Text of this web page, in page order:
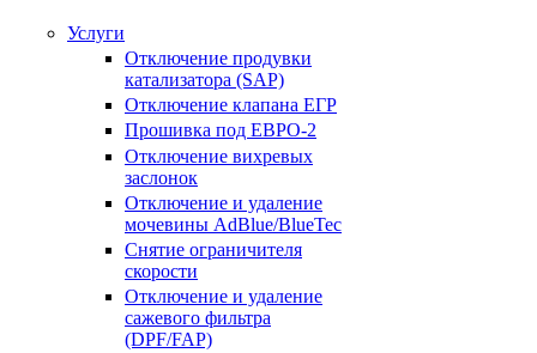
Услуги
Отключение продувки
катализатора (SAP)
Отключение клапана ЕГР
Прошивка под ЕВРО-2
Отключение вихревых
заслонок
Отключение и удаление
мочевины AdBlue/BlueTec
Снятие ограничителя
скорости
Отключение и удаление
сажевого фильтра
(DPF/FAP)